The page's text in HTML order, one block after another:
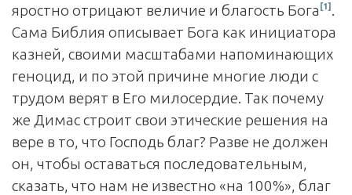
яростно отрицают величие и благость Бога [1] .
Сама Библия описывает Бога как инициатора
казней, своими масштабами напоминающих
геноцид, и по этой причине многие люди с
трудом верят в Его милосердие. Так почему
же Димас строит свои этические решения на
вере в то, что Господь благ? Разве не должен
он, чтобы оставаться последовательным,
сказать, что нам не известно «на 100%», благ